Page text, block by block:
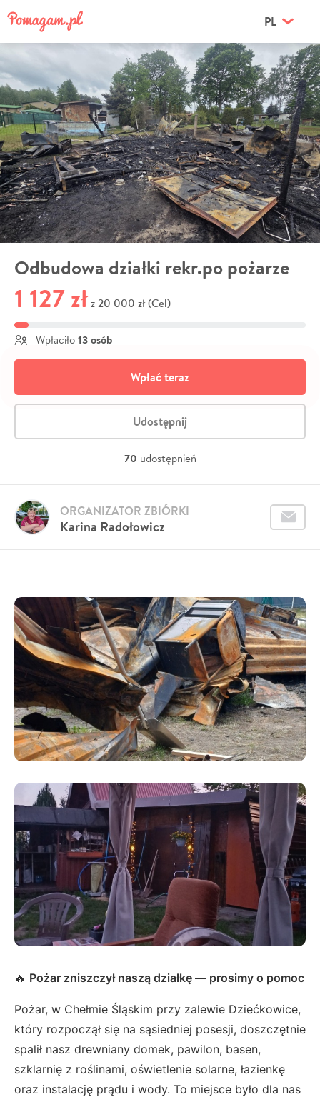
PL
Odbudowa działki rekr.po pożarze
1 127 zł z 20 000 zł (Cel)
Wpłaciło 13 osób
Wpłać teraz
Udostępnij
70 udostępnień
Karina Radołowicz
ORGANIZATOR ZBIÓRKI
🔥 Pożar zniszczył naszą działkę — prosimy o pomoc
Pożar, w Chełmie Śląskim przy zalewie Dziećkowice,
który rozpoczął się na sąsiedniej posesji, doszczętnie
spalił nasz drewniany domek, pawilon, basen,
szklarnię z roślinami, oświetlenie solarne, łazienkę
oraz instalację prądu i wody. To miejsce było dla nas